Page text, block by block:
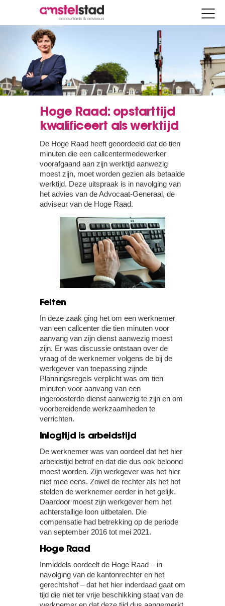
Hoge Raad: opstarttijd
kwalificeert als werktijd
De Hoge Raad heeft geoordeeld dat de tien
minuten die een callcentermedewerker
voorafgaand aan zijn werktijd aanwezig
moest zijn, moet worden gezien als betaalde
werktijd. Deze uitspraak is in navolging van
het advies van de Advocaat-Generaal, de
adviseur van de Hoge Raad.
Feiten
In deze zaak ging het om een werknemer
van een callcenter die tien minuten voor
aanvang van zijn dienst aanwezig moest
zijn. Er was discussie ontstaan over de
vraag of de werknemer volgens de bij de
werkgever van toepassing zijnde
Planningsregels verplicht was om tien
minuten voor aanvang van een
ingeroosterde dienst aanwezig te zijn en om
voorbereidende werkzaamheden te
verrichten.
Inlogtijd is arbeidstijd
De werknemer was van oordeel dat het hier
arbeidstijd betrof en dat die dus ook beloond
moest worden. Zijn werkgever was het hier
niet mee eens. Zowel de rechter als het hof
stelden de werknemer eerder in het gelijk.
Daardoor moest zijn werkgever hem het
achterstallige loon uitbetalen. Die
compensatie had betrekking op de periode
van september 2016 tot mei 2021.
Hoge Raad
Inmiddels oordeelt de Hoge Raad – in
navolging van de kantonrechter en het
gerechtshof – dat het hier inderdaad gaat om
tijd die niet ter vrije beschikking staat van de